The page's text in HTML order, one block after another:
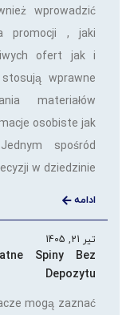
wprowadzić
promocji , jaki
ofert jak i
wprawne
materiałów
osobiste jak
spośród
w dziedzinie […]
ادامه
تیر 21, 1405
Spiny Bez
Depozytu
mogą zaznać